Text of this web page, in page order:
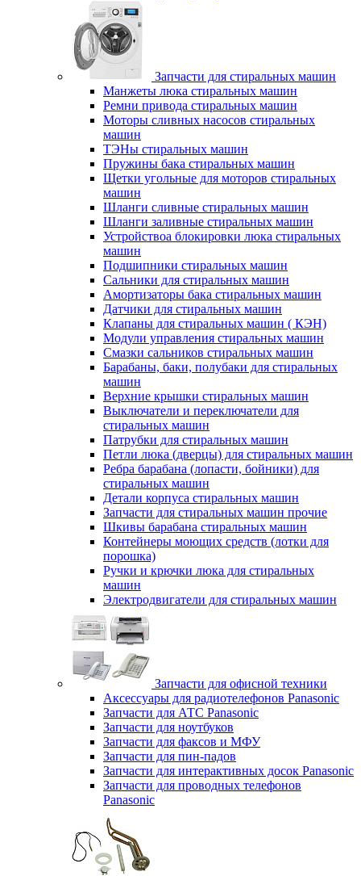
Запчасти для стиральных машин
Манжеты люка стиральных машин
Ремни привода стиральных машин
Моторы сливных насосов стиральных
машин
ТЭНы стиральных машин
Пружины бака стиральных машин
Щетки угольные для моторов стиральных
машин
Шланги сливные стиральных машин
Шланги заливные стиральных машин
Устройствоа блокировки люка стиральных
машин
Подшипники стиральных машин
Сальники для стиральных машин
Амортизаторы бака стиральных машин
Датчики для стиральных машин
Клапаны для стиральных машин ( КЭН)
Модули управления стиральных машин
Смазки сальников стиральных машин
Барабаны, баки, полубаки для стиральных
машин
Верхние крышки стиральных машин
Выключатели и переключатели для
стиральных машин
Патрубки для стиральных машин
Петли люка (дверцы) для стиральных машин
Ребра барабана (лопасти, бойники) для
стиральных машин
Детали корпуса стиральных машин
Запчасти для стиральных машин прочие
Шкивы барабана стиральных машин
Контейнеры моющих средств (лотки для
порошка)
Ручки и крючки люка для стиральных
машин
Электродвигатели для стиральных машин
Запчасти для офисной техники
Аксессуары для радиотелефонов Panasonic
Запчасти для АТС Panasonic
Запчасти для ноутбуков
Запчасти для факсов и МФУ
Запчасти для пин-падов
Запчасти для интерактивных досок Panasonic
Запчасти для проводных телефонов
Panasonic